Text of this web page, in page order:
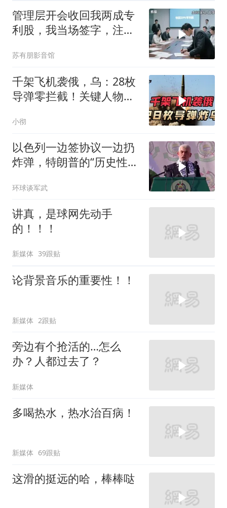
管理层开会收回我两成专
利股，我当场签字，注销
苏有朋影音馆
千架飞机袭俄，乌：28枚
导弹零拦截！关键人物被
小彻
以色列一边签协议一边扔
炸弹，特朗普的“历史性协
环球谈军武
讲真，是球网先动手
的！！！
新媒体 39跟贴
论背景音乐的重要性！！
新媒体 2跟贴
旁边有个抢活的…怎么
办？人都过去了？
新媒体
多喝热水，热水治百病！
新媒体 69跟贴
这滑的挺远的哈，棒棒哒